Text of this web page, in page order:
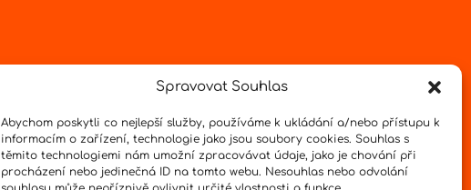
Spravovat Souhlas
Abychom poskytli co nejlepší služby, používáme k ukládání a/nebo přístupu k
informacím o zařízení, technologie jako jsou soubory cookies. Souhlas s
těmito technologiemi nám umožní zpracovávat údaje, jako je chování při
procházení nebo jedinečná ID na tomto webu. Nesouhlas nebo odvolání